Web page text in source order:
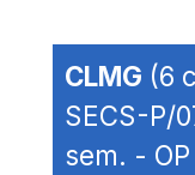
CLMG (6
SECS-P/
sem. -